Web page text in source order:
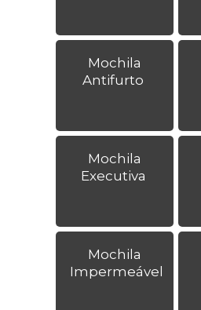
Mochila
Antifurto
Mochila
Executiva
Mochila
Impermeável